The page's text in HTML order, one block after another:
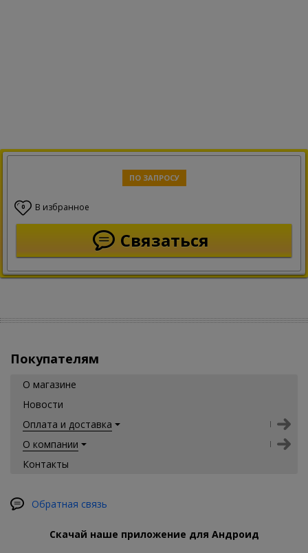
ПО ЗАПРОСУ
0 В избранное
Связаться
Покупателям
О магазине
Новости
Оплата и доставка
О компании
Контакты
Обратная связь
Скачай наше приложение для Андроид